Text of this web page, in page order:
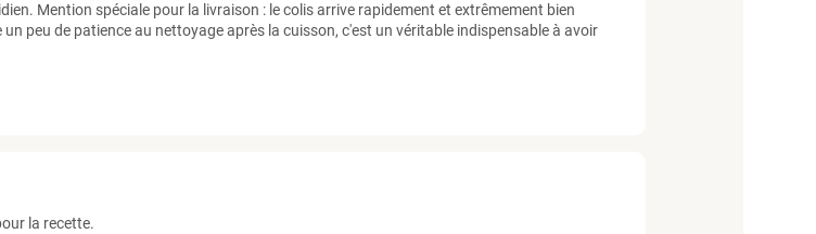
Mention spéciale pour la livraison : le colis arrive rapidement et extrêmement bien
peu de patience au nettoyage après la cuisson, c'est un véritable indispensable à avoir
la recette.